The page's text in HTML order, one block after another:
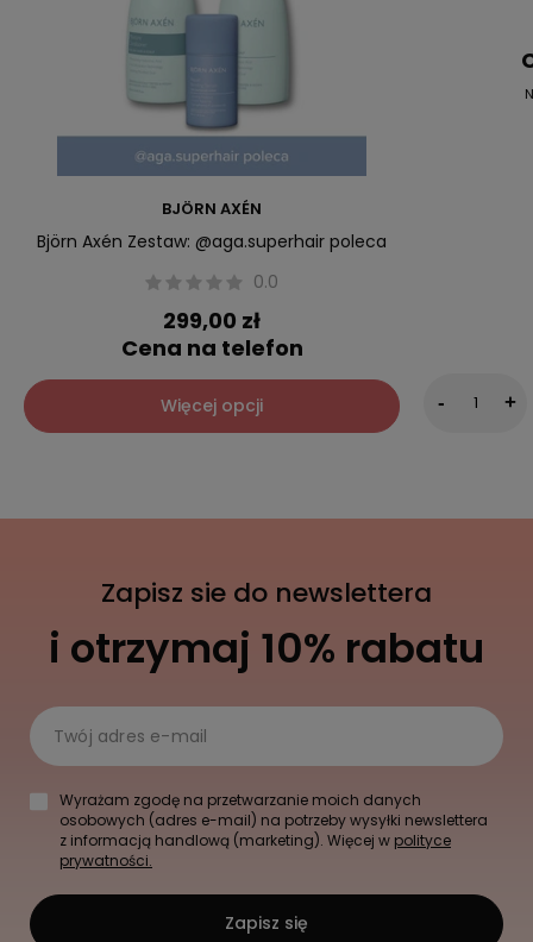
BJÖRN AXÉN
Björn Axén Zestaw: @aga.superhair poleca
0.0
299,00 zł
Cena na telefon
Więcej opcji - +
Zapisz sie do newslettera
i otrzymaj 10% rabatu
Twój adres e-mail
Wyrażam zgodę na przetwarzanie moich danych
osobowych (adres e-mail) na potrzeby wysyłki newslettera
z informacją handlową (marketing). Więcej w polityce
prywatności.
Zapisz się